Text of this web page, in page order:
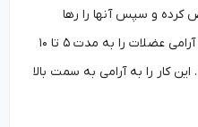
و سپس آنها را رها
می‌کنید. با شروع از انگشتان پا، به آرامی عضلات را به مدت ۵ تا ۱۰
را به آرامی به سمت بالا